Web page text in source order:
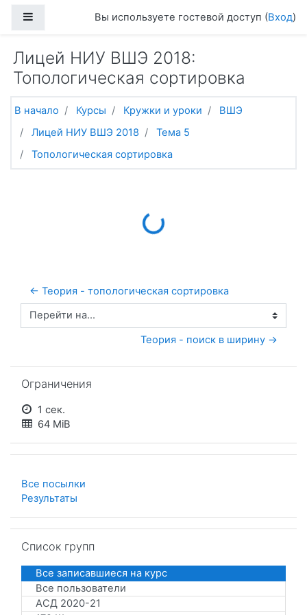
Боковая панельВы используете гостевой доступ (Вход)
Лицей НИУ ВШЭ 2018:
Топологическая сортировка
В начало Курсы Кружки и уроки
ВШЭ
Лицей НИУ ВШЭ 2018
Тема 5
Топологическая сортировка
Loading...
← Теория - топологическая сортировка
Перейти на...
Теория - поиск в ширину →
Ограничения
1 сек.
64 MiB
Все посылки
Результаты
Список групп
Все записавшиеся на курс
Все пользователи
АСД 2020-21